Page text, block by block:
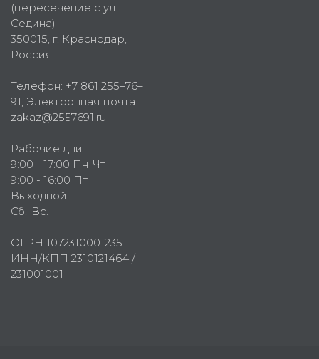
(пересечение с ул.
Седина)
350015, г. Краснодар,
Россия
Телефон: +7 861 255–76–
91, Электронная почта:
zakaz@2557691.ru
Рабочие дни:
9:00 - 17:00 Пн-Чт
9:00 - 16:00 Пт
Выходной:
Сб.-Вс.
ОГРН 1072310001235
ИНН/КПП 2310121464 /
231001001